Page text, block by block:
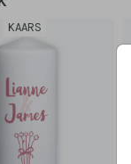
KAARS